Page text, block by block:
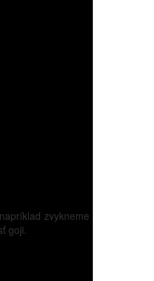
zvykneme
goji.